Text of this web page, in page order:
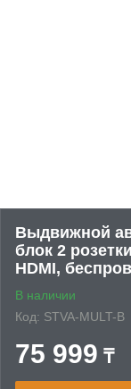
Выдвижной
блок 2
HDMI,
В наличии
Код: STVA-MULT-B
75 999 ₸